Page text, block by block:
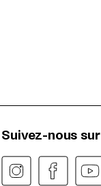
Suivez-nous sur